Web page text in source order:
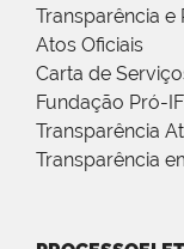
Transparência e
Atos Oficiais
Carta de
Fundação Pró-
Transparência
Transparência